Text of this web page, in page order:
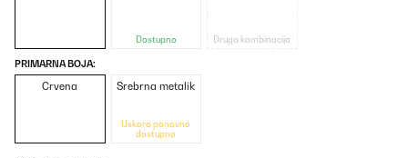
Dostupno Druga kombinacija
PRIMARNA BOJA:
Crvena Srebrna metalik
Uskoro ponovno
dostupno